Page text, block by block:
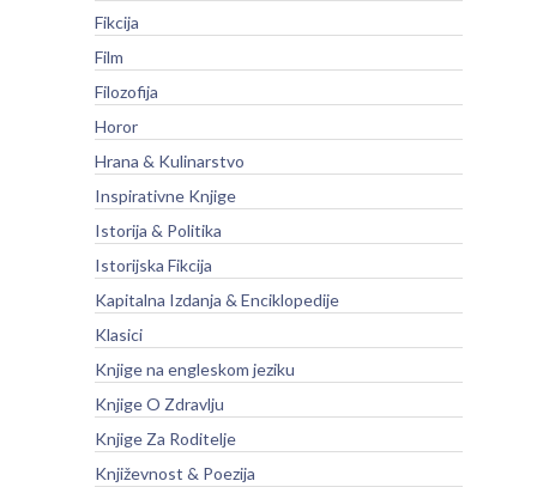
Fikcija
Film
Filozofija
Horor
Hrana & Kulinarstvo
Inspirativne Knjige
Istorija & Politika
Istorijska Fikcija
Kapitalna Izdanja & Enciklopedije
Klasici
Knjige na engleskom jeziku
Knjige O Zdravlju
Knjige Za Roditelje
Književnost & Poezija